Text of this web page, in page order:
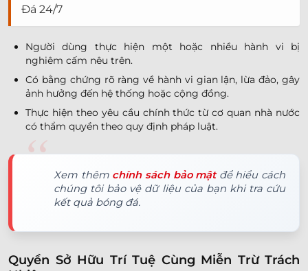
Đá 24/7
Người dùng thực hiện một hoặc nhiều hành vi bị
nghiêm cấm nêu trên.
Có bằng chứng rõ ràng về hành vi gian lận, lừa đảo, gây
ảnh hưởng đến hệ thống hoặc cộng đồng.
Thực hiện theo yêu cầu chính thức từ cơ quan nhà nước
có thẩm quyền theo quy định pháp luật.
Xem thêm chính sách bảo mậtđể hiểu cách
chúng tôi bảo vệ dữ liệu của bạn khi tra cứu
kết quả bóng đá.
Quyền Sở Hữu Trí Tuệ Cùng Miễn Trừ Trách